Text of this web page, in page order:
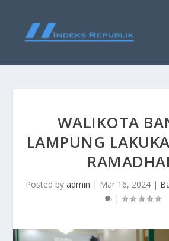
WALIKOTA
LAMPUNG
Posted by admin | Mar 16, 2024|
|